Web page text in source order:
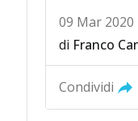
09 Mar 2020
di Franco
Condividi